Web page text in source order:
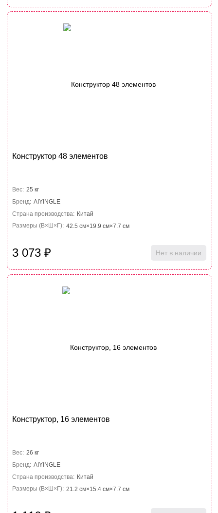
Конструктор 48 элементов
Вес: 25 кг
Бренд: AIYINGLE
Страна производства: Китай
Размеры (В×Ш×Г): 42.5 см×19.9 см×7.7 см
3 073₽ Нет в наличии
Конструктор, 16 элементов
Вес: 26 кг
Бренд: AIYINGLE
Страна производства: Китай
Размеры (В×Ш×Г): 21.2 см×15.4 см×7.7 см